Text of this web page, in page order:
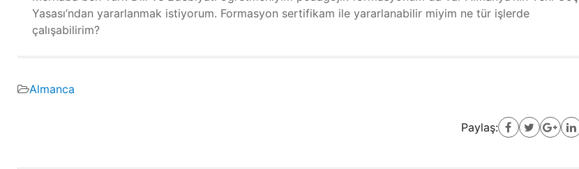
Yasası’ndan yararlanmak istiyorum. Formasyon sertifikam ile yararlanabilir miyim ne tür işlerde
çalışabilirim?
Almanca
Paylaş: